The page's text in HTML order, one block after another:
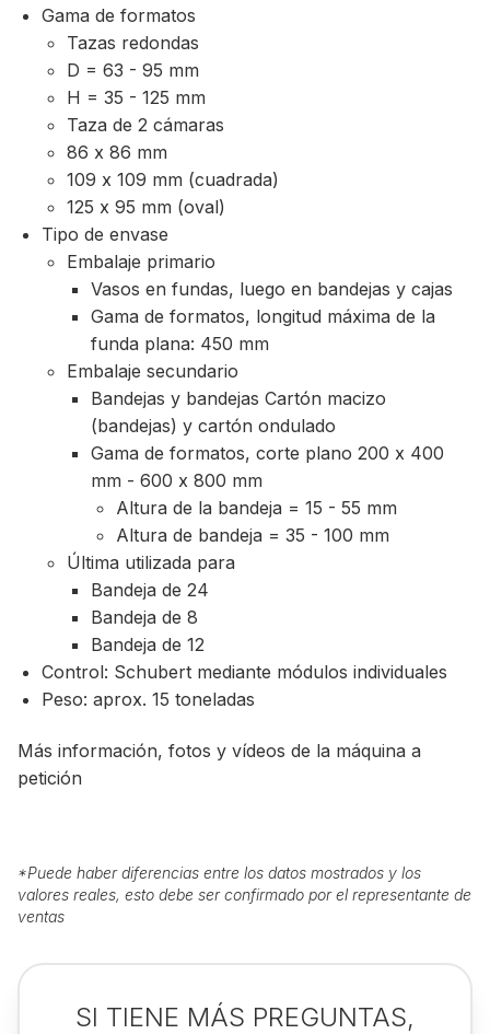
Gama de formatos
Tazas redondas
D = 63 - 95 mm
H = 35 - 125 mm
Taza de 2 cámaras
86 x 86 mm
109 x 109 mm (cuadrada)
125 x 95 mm (oval)
Tipo de envase
Embalaje primario
Vasos en fundas, luego en bandejas y cajas
Gama de formatos, longitud máxima de la
funda plana: 450 mm
Embalaje secundario
Bandejas y bandejas Cartón macizo
(bandejas) y cartón ondulado
Gama de formatos, corte plano 200 x 400
mm - 600 x 800 mm
Altura de la bandeja = 15 - 55 mm
Altura de bandeja = 35 - 100 mm
Última utilizada para
Bandeja de 24
Bandeja de 8
Bandeja de 12
Control: Schubert mediante módulos individuales
Peso: aprox. 15 toneladas
Más información, fotos y vídeos de la máquina a
petición
*Puede haber diferencias entre los datos mostrados y los
valores reales, esto debe ser confirmado por el representante de
ventas
SI TIENE MÁS PREGUNTAS,